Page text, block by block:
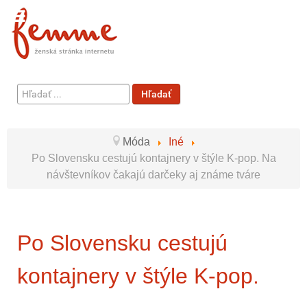
Hľadať
...
Hľadať
Móda
Iné
Po Slovensku cestujú kontajnery v štýle K-pop. Na
návštevníkov čakajú darčeky aj známe tváre
Po Slovensku cestujú
kontajnery v štýle K-pop.